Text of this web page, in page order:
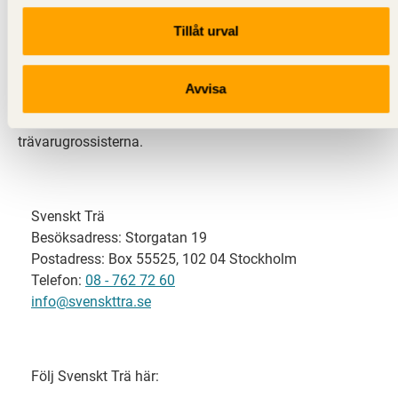
Tillåt urval
Avvisa
Svenskt Trä representerar svensk sågverksindustri
och är en del av branschorganisationen
svensk limträ-, KL-trä- och förpackningsindustri samt
trävarugrossisterna.
Svenskt Trä
Besöksadress: Storgatan 19
Postadress: Box 55525, 102 04 Stockholm
Telefon: 08 - 762 72 60
info@svenskttra.se
Följ Svenskt Trä här: